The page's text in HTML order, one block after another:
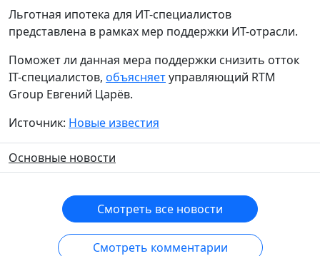
Льготная ипотека для ИТ-специалистов
представлена в рамках мер поддержки ИТ-отрасли.
Поможет ли данная мера поддержки снизить отток
IT-специалистов, объясняетуправляющий RTM
Group Евгений Царёв.
Источник: Новые известия
Основные новости
Смотреть все новости
Смотреть комментарии